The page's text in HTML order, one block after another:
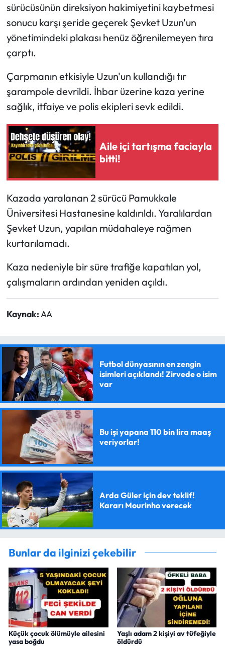
sürücüsünün direksiyon hakimiyetini kaybetmesi
sonucu karşı şeride geçerek Şevket Uzun'un
yönetimindeki plakası henüz öğrenilemeyen tıra
çarptı.
Çarpmanın etkisiyle Uzun'un kullandığı tır
şarampole devrildi. İhbar üzerine kaza yerine
sağlık, itfaiye ve polis ekipleri sevk edildi.
Aile içi tartışma faciayla
bitti!
Kazada yaralanan 2 sürücü Pamukkale
Üniversitesi Hastanesine kaldırıldı. Yaralılardan
Şevket Uzun, yapılan müdahaleye rağmen
kurtarılamadı.
Kaza nedeniyle bir süre trafiğe kapatılan yol,
çalışmaların ardından yeniden açıldı.
Kaynak: AA
Futbol dünyasının en zengin
isimleri açıklandı! Zirvede o isim
var
Bu işi yapana 110 bin lira maaş
veriyorlar!
Arda Güler için dev teklif!
Kararı Mourinho verecek
Bunlar da ilginizi çekebilir
Küçük çocuk ölümüyle ailesini
yasa boğdu
Yaşlı adam 2 kişiyi av tüfeğiyle
öldürdü